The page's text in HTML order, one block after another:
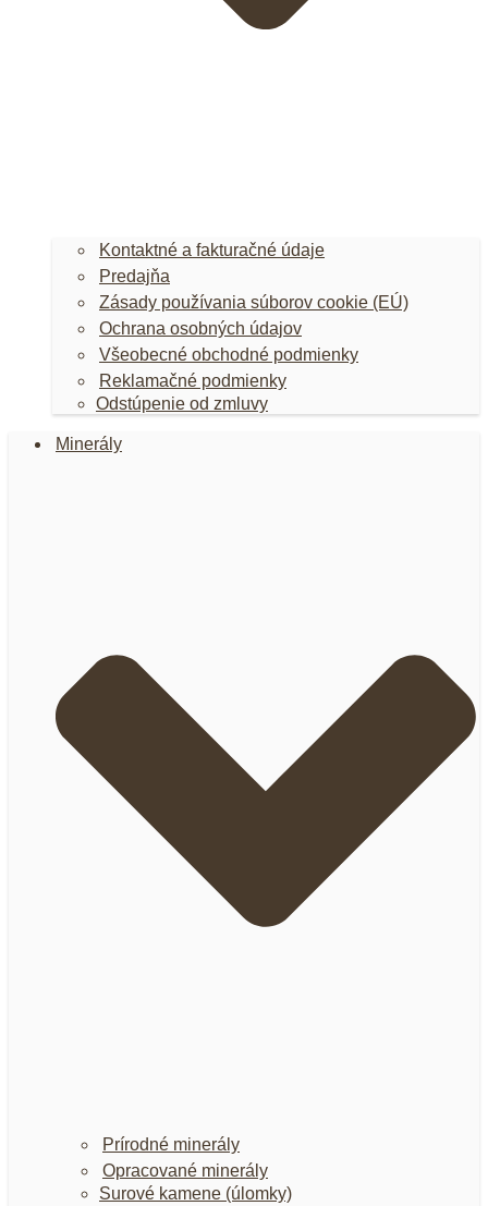
Kontaktné a fakturačné údaje
Predajňa
Zásady používania súborov cookie (EÚ)
Ochrana osobných údajov
Všeobecné obchodné podmienky
Reklamačné podmienky
Odstúpenie od zmluvy
Minerály
Prírodné minerály
Opracované minerály
Surové kamene (úlomky)